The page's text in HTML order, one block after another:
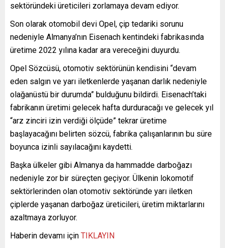
sektöründeki üreticileri zorlamaya devam ediyor.
Son olarak otomobil devi Opel, çip tedariki sorunu
nedeniyle Almanya’nın Eisenach kentindeki fabrikasında
üretime 2022 yılına kadar ara vereceğini duyurdu.
Opel Sözcüsü, otomotiv sektörünün kendisini “devam
eden salgın ve yarı iletkenlerde yaşanan darlık nedeniyle
olağanüstü bir durumda” bulduğunu bildirdi. Eisenach’taki
fabrikanın üretimi gelecek hafta durduracağı ve gelecek yıl
“arz zinciri izin verdiği ölçüde” tekrar üretime
başlayacağını belirten sözcü, fabrika çalışanlarının bu süre
boyunca izinli sayılacağını kaydetti.
Başka ülkeler gibi Almanya da hammadde darboğazı
nedeniyle zor bir süreçten geçiyor. Ülkenin lokomotif
sektörlerinden olan otomotiv sektöründe yarı iletken
çiplerde yaşanan darboğaz üreticileri, üretim miktarlarını
azaltmaya zorluyor.
Haberin devamı için TIKLAYIN